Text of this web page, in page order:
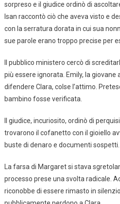
sorpreso e il giudice ordinò di
Isan raccontò ciò che aveva visto e
con la serratura dorata in cui sua
sue parole erano troppo precise per
Il pubblico ministero cercò di
più essere ignorata. Emily, la giovane
difendere Clara, colse l’attimo.
bambino fosse verificata.
Il giudice, incuriosito, ordinò di
trovarono il cofanetto con il gioiello
buste di denaro e documenti
La farsa di Margaret si stava
processo prese una svolta radicale.
riconobbe di essere rimasto in